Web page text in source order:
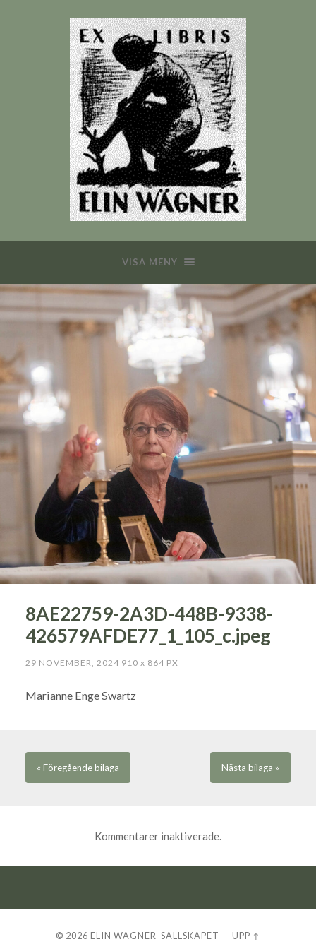
VISA MENY
8AE22759-2A3D-448B-9338-
426579AFDE77_1_105_c.jpeg
29 NOVEMBER, 2024 910 x 864 PX
Marianne Enge Swartz
« Föregåendebilaga Nästa bilaga »
Kommentarer inaktiverade.
© 2026 ELIN WÄGNER-SÄLLSKAPET — UPP ↑